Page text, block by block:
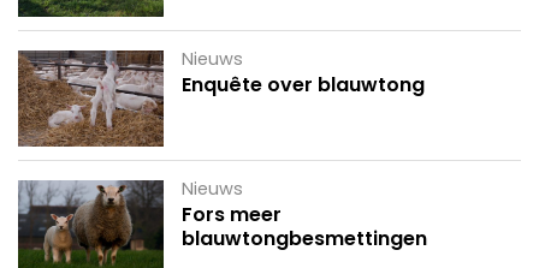
Nieuws
Enquête over blauwtong
Nieuws
Fors meer
blauwtongbesmettingen